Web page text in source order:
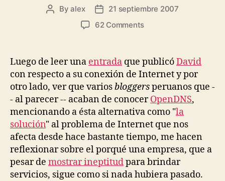
PostByalex
Post
date
21 septiembre 2007
62 Commentson
monopolio
de
Internet
en
Perú
Luego de leer una entrada que publicóDavid
con respecto a su conexión de Internet y por
otro lado, ver que variosbloggersperuanos que -
- al parecer -- acaban de conocerOpenDNS,
mencionando a ésta alternativa como "la
solución" al problema de Internet que nos
afecta desde hace bastante tiempo, me hacen
reflexionar sobre el porqué una empresa, que a
pesar de mostrar ineptitudpara brindar
servicios, sigue como si nada hubiera pasado.